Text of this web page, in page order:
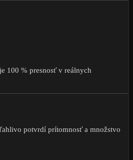
100 % presnosť v reálnych
potvrdí prítomnosť a množstvo